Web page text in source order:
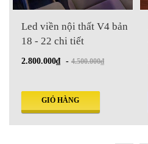
Led viền nội thất V4 bản
18 - 22 chi tiết
2.800.000₫ - 4.500.000₫
GIỎ HÀNG